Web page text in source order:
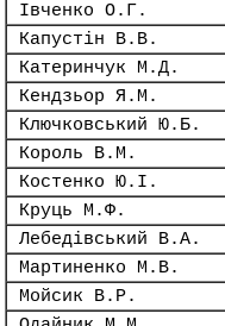
Івченко О.Г.
Капустін В.В.
Катеринчук М.Д.
Кендзьор Я.М.
Ключковський Ю.Б.
Король В.М.
Костенко Ю.І.
Круць М.Ф.
Лебедівський В.А.
Мартиненко М.В.
Мойсик В.Р.